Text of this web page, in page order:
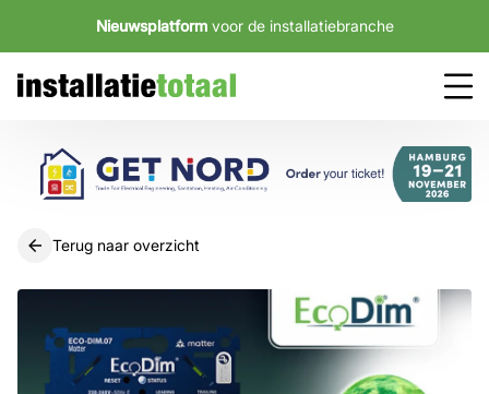
Nieuwsplatform voor de installatiebranche
Terug naar overzicht